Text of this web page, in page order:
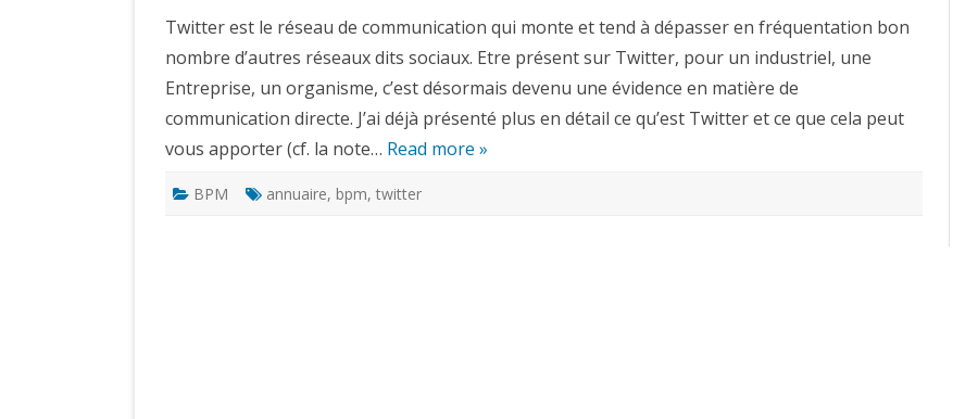
Twitter
:
les
acteurs
du
Business
Process
Management
Twitter est le réseau de communication qui monte et tend à dépasser en fréquentation bon
nombre d’autres réseaux dits sociaux. Etre présent sur Twitter, pour un industriel, une
Entreprise, un organisme, c’est désormais devenu une évidence en matière de
communication directe. J’ai déjà présenté plus en détail ce qu’est Twitter et ce que cela peut
vous apporter (cf. la note… Read more »
BPM annuaire, bpm, twitter